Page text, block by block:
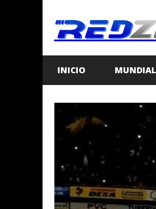
contenido
INICIO